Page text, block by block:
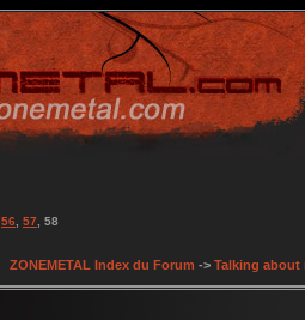
56 57 58
ZONEMETAL Index du Forum -> Talking about